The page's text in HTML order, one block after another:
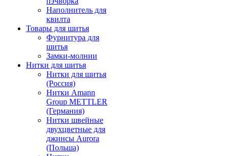
Наполнитель для
квилта
Товары для шитья
Фурнитура для
шитья
Замки-молнии
Нитки для шитья
Нитки для шитья
(Россия)
Нитки Amann
Group METTLER
(Германия)
Нитки швейные
двухцветные для
джинсы Aurora
(Польша)